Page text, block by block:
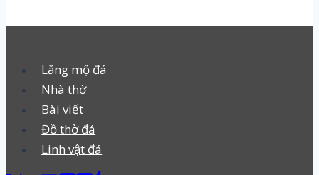
Lăng mộ đá
Nhà thờ
Bài viết
Đồ thờ đá
Linh vật đá